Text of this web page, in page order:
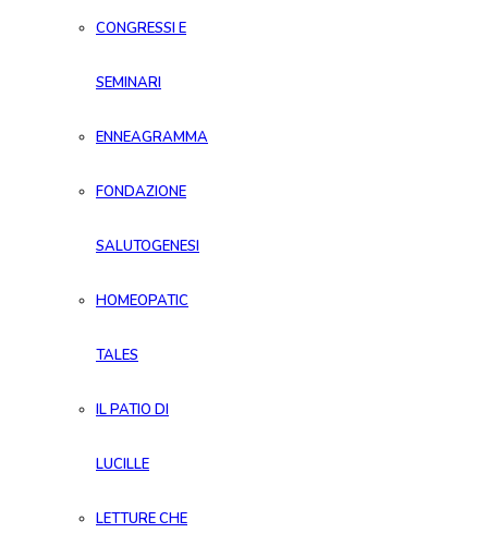
CONGRESSI E
SEMINARI
ENNEAGRAMMA
FONDAZIONE
SALUTOGENESI
HOMEOPATIC
TALES
IL PATIO DI
LUCILLE
LETTURE CHE